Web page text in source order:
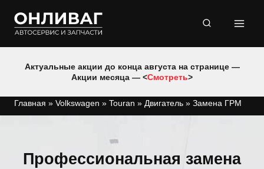
содержимому
Актуальные акции до конца августа на странице —
Акции месяца — <Смотреть>
Главная » Volkswagen » Touran » Двигатель » Замена ГРМ
Профессиональная замена